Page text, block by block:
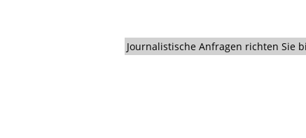
Journalistische Anfragen richten Sie